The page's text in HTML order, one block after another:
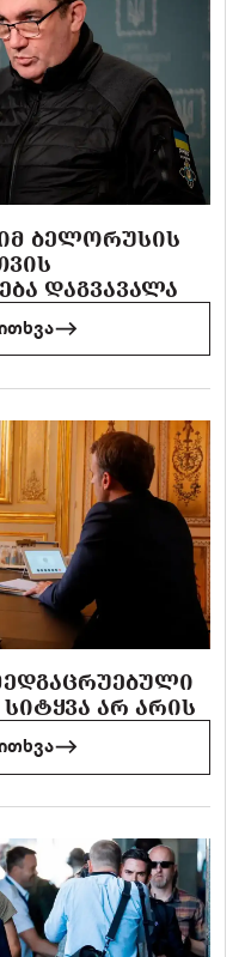
ᲑᲔᲚᲝᲠᲣᲡᲘᲡ
ᲓᲐᲒᲕᲐᲕᲐᲚᲐ
ᲐᲠ ᲐᲠᲘᲡ